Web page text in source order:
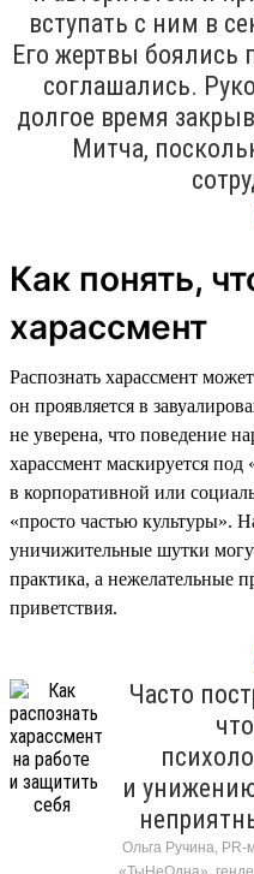
вступать с ним в
Его жертвы боялись
соглашались.
долгое время
Митча,
Как понять,
харассмент
Распознать харассмент
он проявляется в
не уверена, что поведение
харассмент маскируется
в корпоративной или
«просто частью культуры».
уничижительные шутки
практика, а нежелательные
приветствия.
Часто
и
Ольга Ручина,